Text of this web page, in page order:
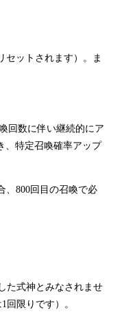
セットされます）。ま
回数に伴い継続的にア
、特定召喚確率アップ
、800回目の召喚で必
た式神とみなされませ
限りです）。